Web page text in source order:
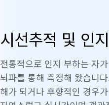
시선추적 및 인
전통적으로 인지 부하는 자
뇌파를 통해 측정해 왔습니
해가 되거나 후향적인 경우